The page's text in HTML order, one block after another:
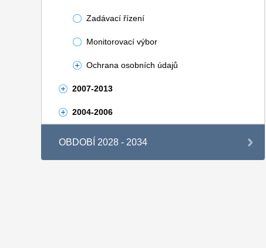
Zadávací řízení
Monitorovací výbor
Ochrana osobních údajů
2007-2013
2004-2006
OBDOBÍ 2028 - 2034